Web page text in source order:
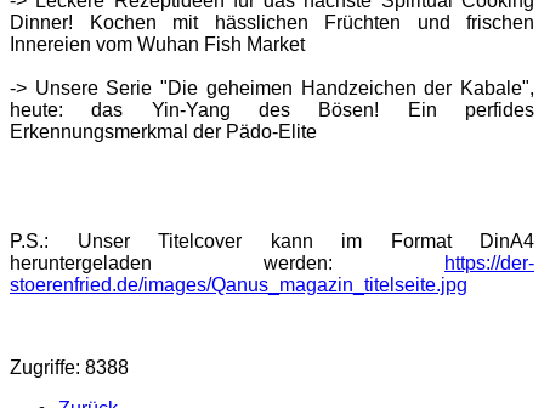
Dinner! Kochen mit hässlichen Früchten und frischen
Innereien vom Wuhan Fish Market
-> Unsere Serie "Die geheimen Handzeichen der Kabale",
heute: das Yin-Yang des Bösen! Ein perfides
Erkennungsmerkmal der Pädo-Elite
P.S.: Unser Titelcover kann im Format DinA4
heruntergeladen werden:
https://der-
stoerenfried.de/images/Qanus_magazin_titelseite.jpg
Zugriffe: 8388